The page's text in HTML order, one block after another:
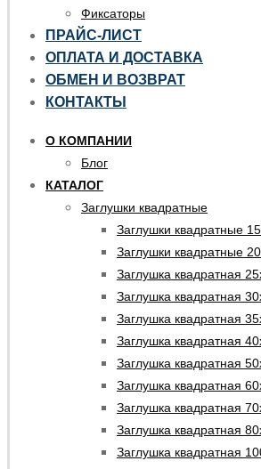
Фиксаторы
ПРАЙС-ЛИСТ
ОПЛАТА И ДОСТАВКА
ОБМЕН И ВОЗВРАТ
КОНТАКТЫ
О КОМПАНИИ
Блог
КАТАЛОГ
Заглушки квадратные
Заглушки квадратные
Заглушки квадратные
Заглушка квадратная
Заглушка квадратная
Заглушка квадратная
Заглушка квадратная
Заглушка квадратная
Заглушка квадратная
Заглушка квадратная
Заглушка квадратная
Заглушка квадратная